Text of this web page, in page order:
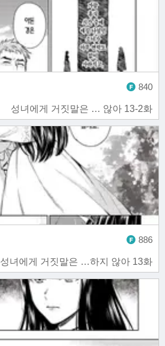
성녀에게 거짓말은 … 않아 13-2화
840
성녀에게 거짓말은 …하지 않아 13화
886